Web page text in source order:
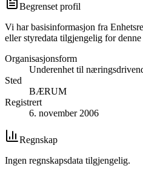
Begrenset profil
Vi har basisinformasjon fra
eller styredata tilgjengelig for denne
Organisasjonsform
Underenhet til
Sted
BÆRUM
Registrert
6. november 2006
Regnskap
Ingen regnskapsdata tilgjengelig.